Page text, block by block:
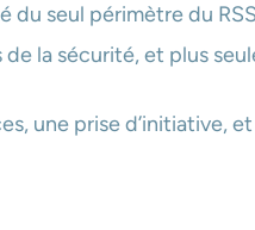
du seul périmètre du
la sécurité, et plus
une prise d’initiative,